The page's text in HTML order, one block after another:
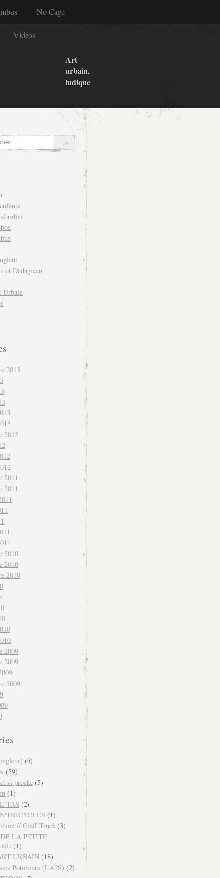
No Cage
Videos
Art
urbain,
ludique
Jardins
et Dadagreen
Urbain
2013
2012
2011
2011
2010
2010
2010
2009
2009
2009
(6)
(59)
si proche (5)
(1)
TAS (2)
(1)
// Graff Truck (3)
LA PETITE
(1)
URBAIN (18)
Potobeurs (LAPS) (2)